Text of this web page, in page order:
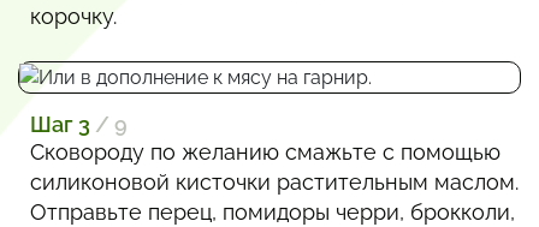
корочку.
Шаг 3 / 9
Сковороду по желанию смажьте с помощью
силиконовой кисточки растительным маслом.
Отправьте перец, помидоры черри, брокколи,